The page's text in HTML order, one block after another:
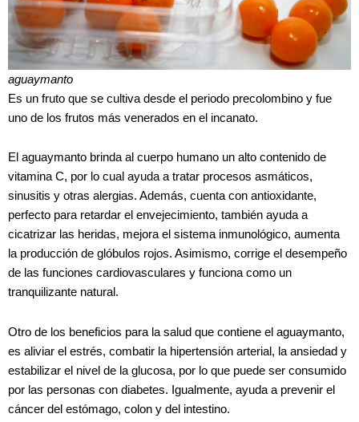
aguaymanto
Es un fruto que se cultiva desde el periodo precolombino y fue
uno de los frutos más venerados en el incanato.
El aguaymanto brinda al cuerpo humano un alto contenido de
vitamina C, por lo cual ayuda a tratar procesos asmáticos,
sinusitis y otras alergias. Además, cuenta con antioxidante,
perfecto para retardar el envejecimiento, también ayuda a
cicatrizar las heridas, mejora el sistema inmunológico, aumenta
la producción de glóbulos rojos. Asimismo, corrige el desempeño
de las funciones cardiovasculares y funciona como un
tranquilizante natural.
Otro de los beneficios para la salud que contiene el aguaymanto,
es aliviar el estrés, combatir la hipertensión arterial, la ansiedad y
estabilizar el nivel de la glucosa, por lo que puede ser consumido
por las personas con diabetes. Igualmente, ayuda a prevenir el
cáncer del estómago, colon y del intestino.